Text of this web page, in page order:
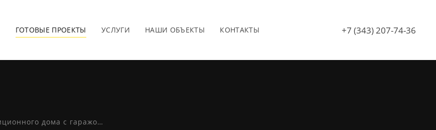
ГОТОВЫЕ ПРОЕКТЫ УСЛУГИ НАШИ ОБЪЕКТЫ КОНТАКТЫ +7 (343) 207-74-36
Z31 - Проект традиционного дома с гаражом для двух машин и боковой террасой.